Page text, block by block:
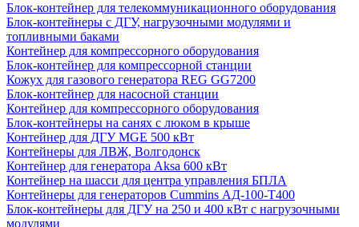
Блок-контейнер для телекоммуникационного оборудования
Блок-контейнеры с ДГУ, нагрузочными модулями и
топливными баками
Контейнер для компрессорного оборудования
Блок-контейнер для компрессорной станции
Кожух для газового генератора REG GG7200
Блок-контейнер для насосной станции
Контейнер для компрессорного оборудования
Блок-контейнеры на санях с люком в крыше
Контейнер для ДГУ MGE 500 кВт
Контейнеры для ЛВЖ, Волгодонск
Контейнер для генератора Aksa 600 кВт
Контейнер на шасси для центра управления БПЛА
Контейнеры для генераторов Cummins АД-100-Т400
Блок-контейнеры для ДГУ на 250 и 400 кВт с нагрузочными
модулями